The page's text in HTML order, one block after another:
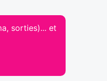
sorties)... et